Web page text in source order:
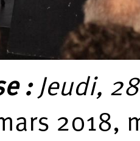
: Jeudi,
2018,